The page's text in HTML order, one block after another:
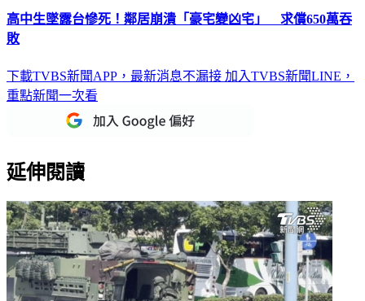
高中生墜露台慘死！鄰居崩潰「豪宅變凶宅」 求償650萬吞
敗
下載TVBS新聞APP，最新消息不漏接 加入TVBS新聞LINE，
重點新聞一次看
延伸閱讀